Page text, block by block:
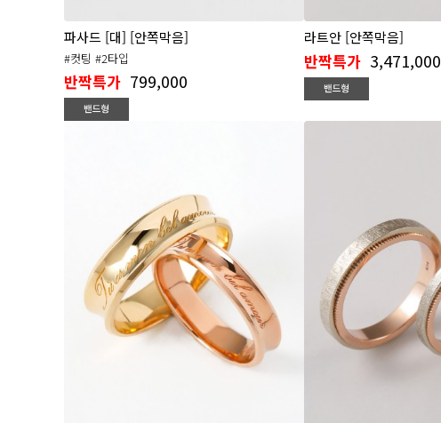
파사드 [대] [안쪽막음]
#컷팅 #2타입
반짝특가 799,000
라트안 [안쪽막음]
반짝특가 3,471,000